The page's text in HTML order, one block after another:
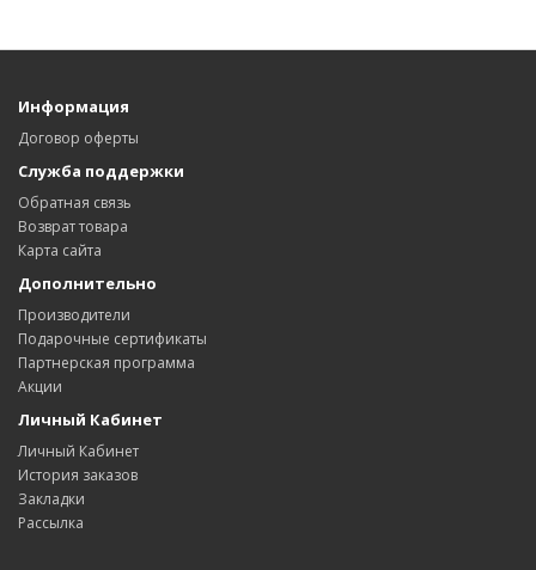
Информация
Договор оферты
Служба поддержки
Обратная связь
Возврат товара
Карта сайта
Дополнительно
Производители
Подарочные сертификаты
Партнерская программа
Акции
Личный Кабинет
Личный Кабинет
История заказов
Закладки
Рассылка